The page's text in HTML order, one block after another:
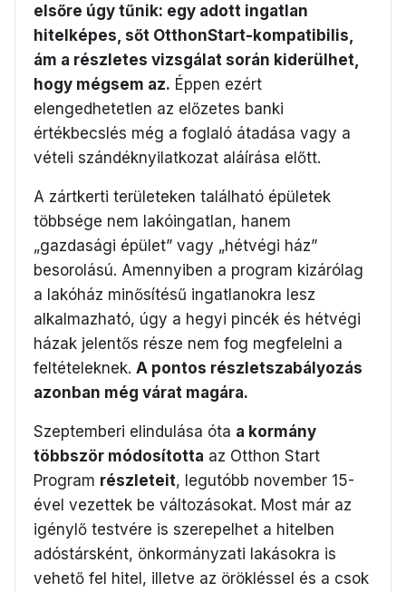
elsőre úgy tűnik: egy adott ingatlan
hitelképes, sőt OtthonStart-kompatibilis,
ám a részletes vizsgálat során kiderülhet,
hogy mégsem az. Éppen ezért
elengedhetetlen az előzetes banki
értékbecslés még a foglaló átadása vagy a
vételi szándéknyilatkozat aláírása előtt.
A zártkerti területeken található épületek
többsége nem lakóingatlan, hanem
„gazdasági épület” vagy „hétvégi ház”
besorolású. Amennyiben a program kizárólag
a lakóház minősítésű ingatlanokra lesz
alkalmazható, úgy a hegyi pincék és hétvégi
házak jelentős része nem fog megfelelni a
feltételeknek. A pontos részletszabályozás
azonban még várat magára.
Szeptemberi elindulása óta a kormány
többször módosította az Otthon Start
Program részleteit, legutóbb november 15-
ével vezettek be változásokat. Most már az
igénylő testvére is szerepelhet a hitelben
adóstársként, önkormányzati lakásokra is
vehető fel hitel, illetve az örökléssel és a csok